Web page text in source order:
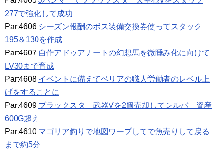
277で強化して成功
Part4606 シーズン報酬のボス装備交換券使ってスタック
195＆130を作成
Part4607 自作アドゥアナートの幻想馬を微睡み化に向けて
LV30まで育成
Part4608 イベントに備えてベリアの職人労働者のレベル上
げをすることに
Part4609 ブラックスター武器Vを2個売却してシルバー資産
600G超え
Part4610 マゴリア釣りで地図ワープしてで魚売りして戻る
まで約5分